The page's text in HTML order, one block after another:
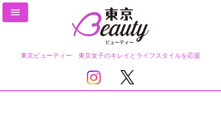
東京ビューティー 東京女子のキレイとライフスタイルを応援